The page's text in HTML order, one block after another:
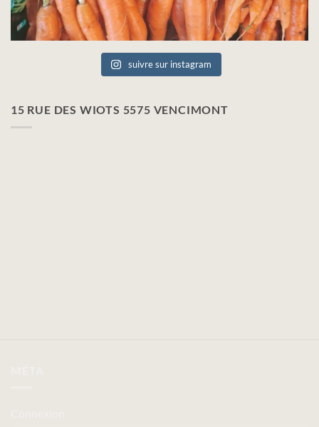
suivre sur instagram
15 RUE DES WIOTS 5575 VENCIMONT